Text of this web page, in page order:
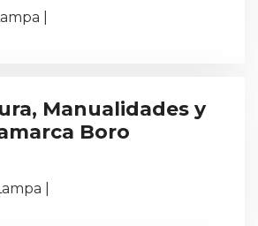
|
Manualidades y
Boro
|